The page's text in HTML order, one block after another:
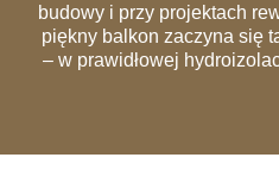
budowy i przy projektach
piękny balkon zaczyna się
– w prawidłowej
remonty trzeba powtarzać